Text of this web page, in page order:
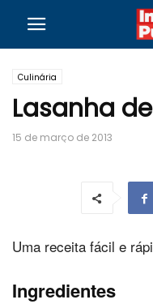
Culinária
Lasanha
15 de março de 2013
Uma receita fácil e
Ingredientes